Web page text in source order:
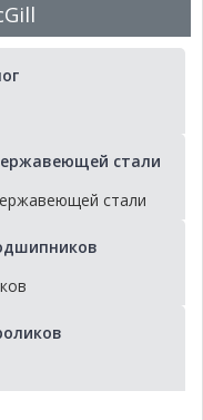
стали